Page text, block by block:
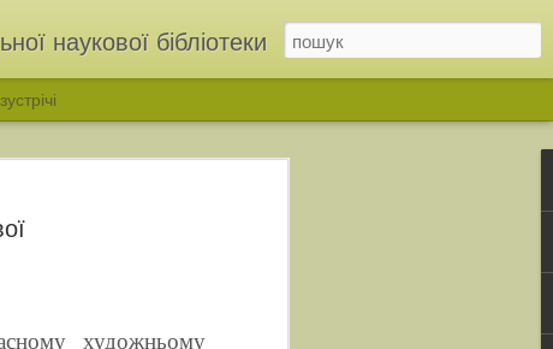
художньому
наукової бібліотеки